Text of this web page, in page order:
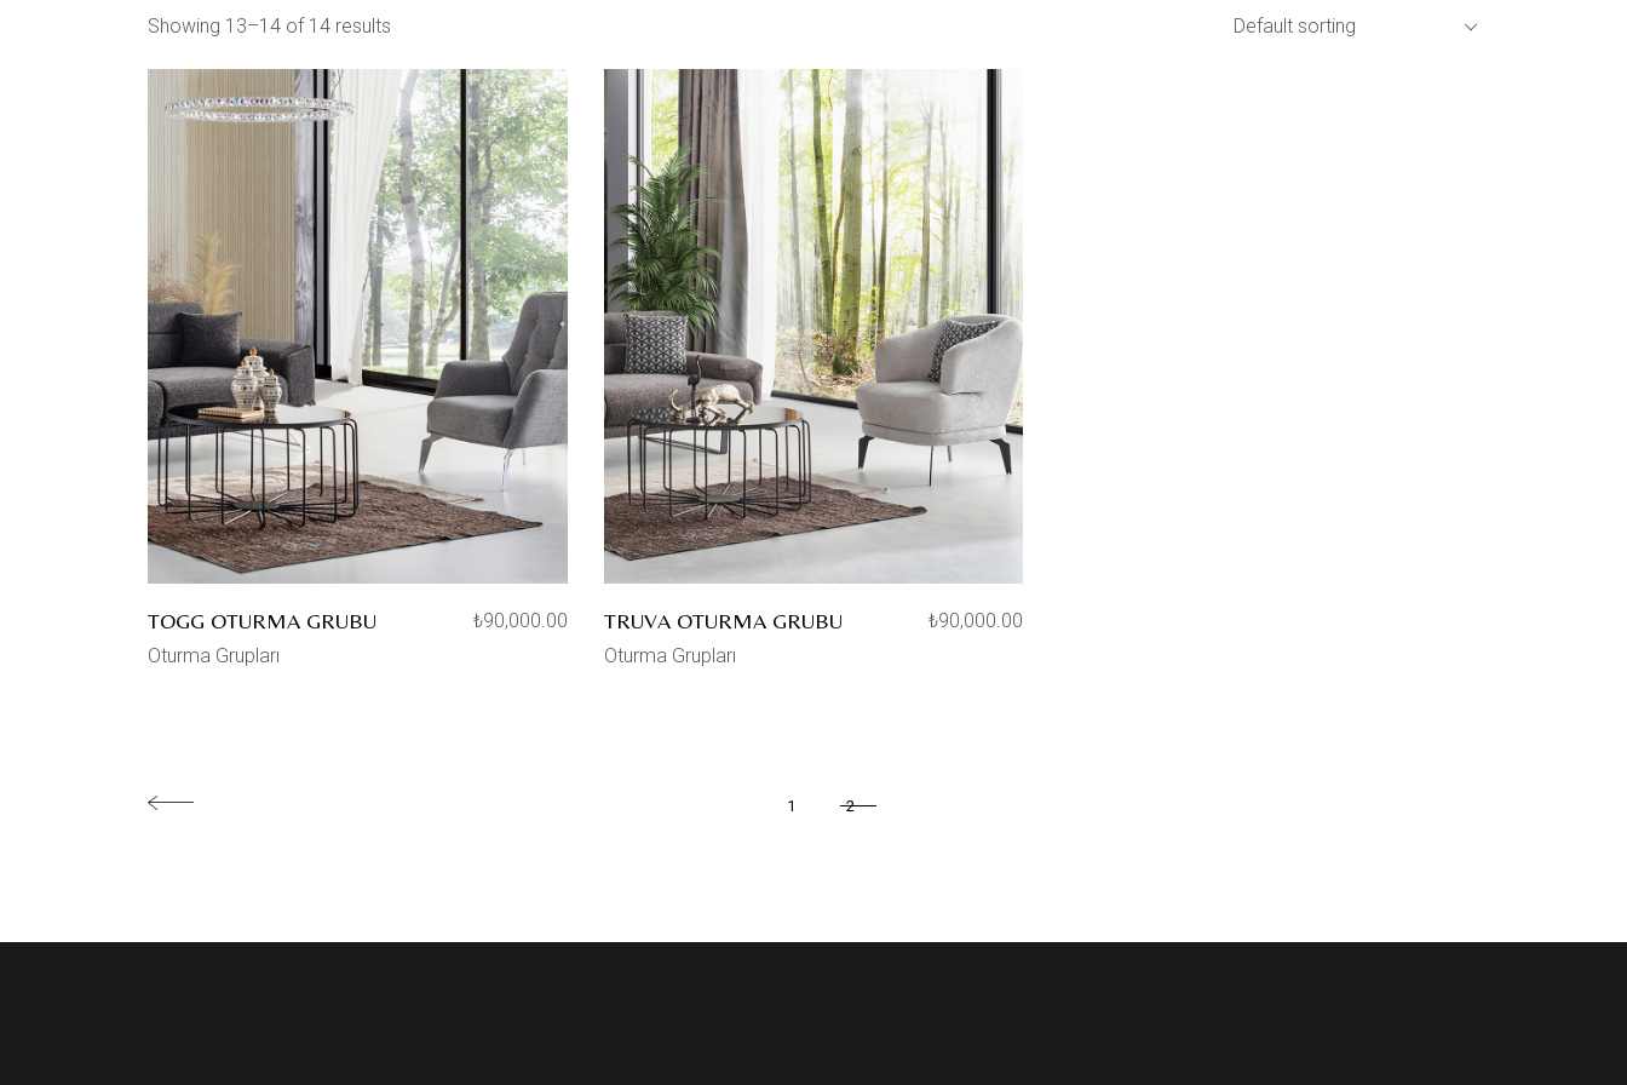
Showing 13–14 of 14 results Default sorting
TOGG OTURMA GRUBU ₺90,000.00
Oturma Grupları
TRUVA OTURMA GRUBU ₺90,000.00
Oturma Grupları
1 2